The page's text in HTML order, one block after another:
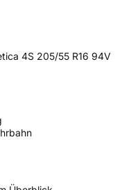
4S 205/55 R16 94V